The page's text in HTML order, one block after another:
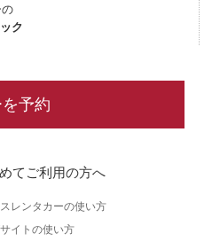
ク
予約
てご利用の方へ
レンタカーの使い方
イトの使い方